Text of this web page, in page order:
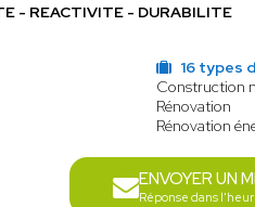
- REACTIVITE - DURABILITE
16 types
Construction
Rénovation
Rénovation
ENVOYER UN
Réponse dans